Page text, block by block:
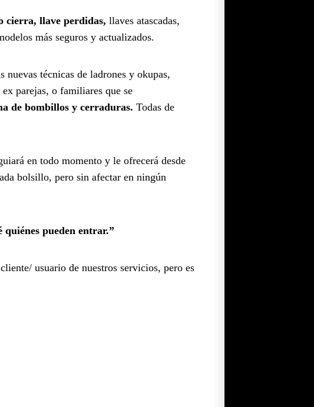
cierra, llave perdidas, llaves atascadas,
más seguros y actualizados.
técnicas de ladrones y okupas,
parejas, o familiares que se
de bombillos y cerraduras. Todas de
en todo momento y le ofrecerá desde
bolsillo, pero sin afectar en ningún
pueden entrar.”
usuario de nuestros servicios, pero es